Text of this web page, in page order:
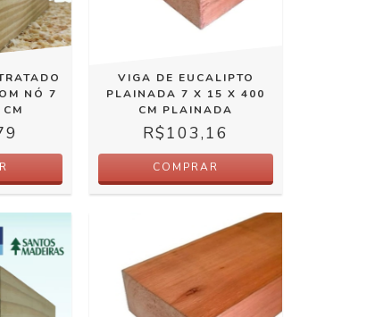
NÓ 7
VIGA DE EUCALIPTO
PLAINADA 7 X 15 X 400
CM PLAINADA
R$103,16
COMPRAR